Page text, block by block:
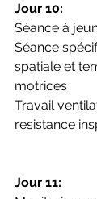
Jour 10:
Séance à
Séance
spatiale et
motrices
Travail
resistance
Jour 11: